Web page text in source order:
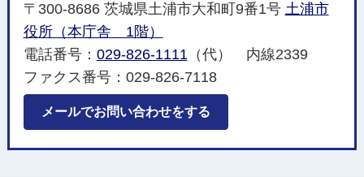
〒300-8686 茨城県土浦市大和町9番1号 土浦市
役所（本庁舎 1階）
電話番号： 029-826-1111（代） 内線2339
ファクス番号：029-826-7118
メールでお問い合わせをする